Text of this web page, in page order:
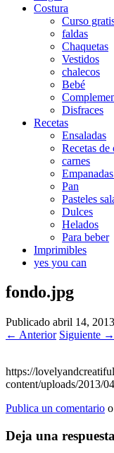
Costura
Curso
faldas
Chaquetas
Vestidos
chalecos
Bebé
Disfraces
Recetas
Ensaladas
Recetas de
carnes
Pan
Pasteles
Dulces
Helados
Para beber
Imprimibles
yes you can
fondo.jpg
Publicado abril 14, 2013
← Anterior Siguiente →
https://
content/uploads/2013/
Publica un comentario
Deja una respuesta